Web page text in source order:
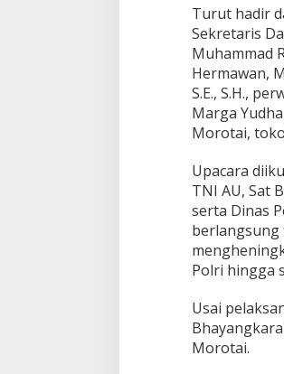
U
p
a
c
a
r
a
H
r
i
B
h
a
y
a
n
k
a
r
Turut hadir
Sekretaris
Muhammad
Hermawan,
S.E., S.H.,
Marga
Morotai,
Upacara
TNI AU, Sat
serta Dinas
berlangsung
Polri hingga
Usai
Morotai.